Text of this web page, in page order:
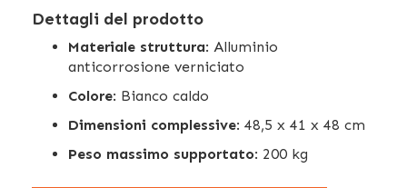
Dettagli del prodotto
Materiale struttura: Alluminio
anticorrosione verniciato
Colore: Bianco caldo
Dimensioni complessive: 48,5 x 41 x 48 cm
Peso massimo supportato: 200 kg